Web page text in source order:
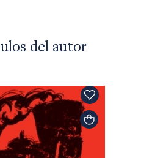
del autor